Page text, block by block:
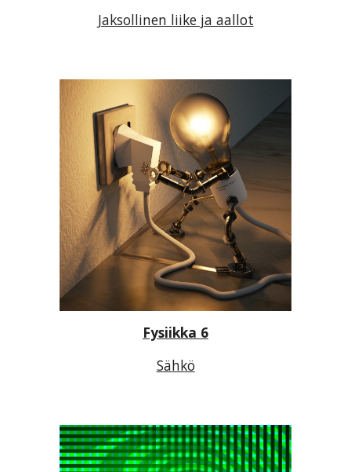
Jaksollinen liike ja aallot
Fysiikka 6
Sähkö